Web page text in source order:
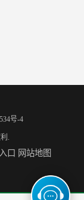
号-4
.
口 网站地图